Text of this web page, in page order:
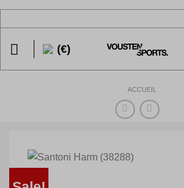
Passer
contenu
(€)
ACCUEIL